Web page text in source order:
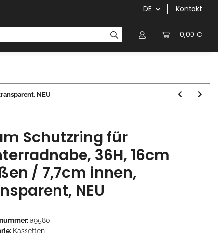
DE Kontakt
0,00 €
Kettenblätter/Kassetten Kurbeln/
NEU
Schutzring für
36H, 16cm
/ 7,7cm innen,
NEU
a9580
Kassetten